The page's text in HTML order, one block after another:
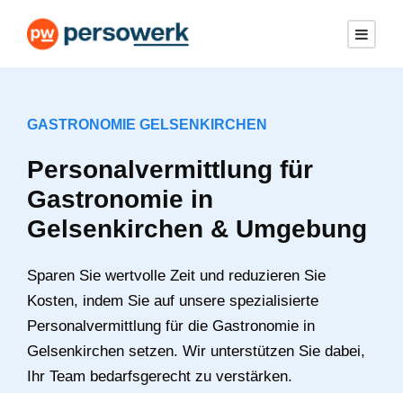
GASTRONOMIE GELSENKIRCHEN
Personalvermittlung für
Gastronomie in
Gelsenkirchen & Umgebung
Sparen Sie wertvolle Zeit und reduzieren Sie
Kosten, indem Sie auf unsere spezialisierte
Personalvermittlung für die Gastronomie in
Gelsenkirchen setzen. Wir unterstützen Sie dabei,
Ihr Team bedarfsgerecht zu verstärken.